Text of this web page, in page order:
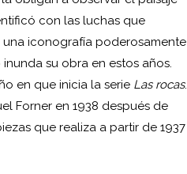
con las luchas que
iconografía poderosamente
su obra en estos años.
en que inicia la serie Las rocas.
Forner en 1938 después de
que realiza a partir de 1937